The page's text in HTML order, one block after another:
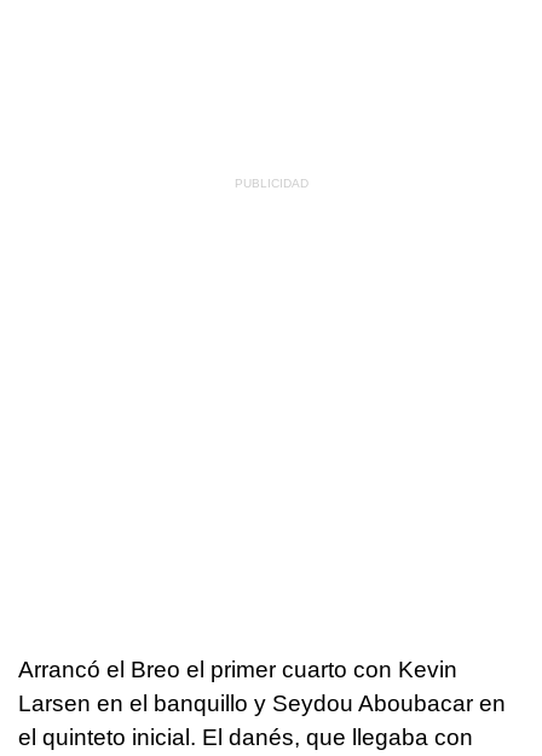
Arrancó el Breo el primer cuarto con Kevin
Larsen en el banquillo y Seydou Aboubacar en
el quinteto inicial. El danés, que llegaba con